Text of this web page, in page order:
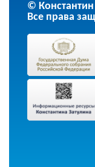
©
Все права